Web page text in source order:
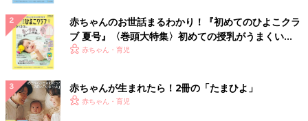
ストーリーづくりは、過去にライター業をしていたとき『物語を
つくる仕事もしてみたいな』と考えていたため知見があったので
すが、絵を描く経験は学校の授業で習った程度。YouTubeのアニ
メ講座や無料のお絵かきアプリなどを使って１カ月ほど絵の勉強
をし、さらに１カ月かけて最初の絵本が完成しました。
絵本制作を思いついたときにはもう頭の中にいくつも物語が浮か
んでいたので、そこから一気に10冊ほど描き上げて…。やりた
赤ちゃんのお世話まるわかり！『初めてのひよこクラ
ブ 夏号』〈巻頭大特集〉初めての授乳がうまくい
く！ おっぱい・ミルクの基本と夏のトラブル 解決テ
赤ちゃん・育児
赤ちゃんが生まれたら！2冊の「たまひよ」
赤ちゃん・育児